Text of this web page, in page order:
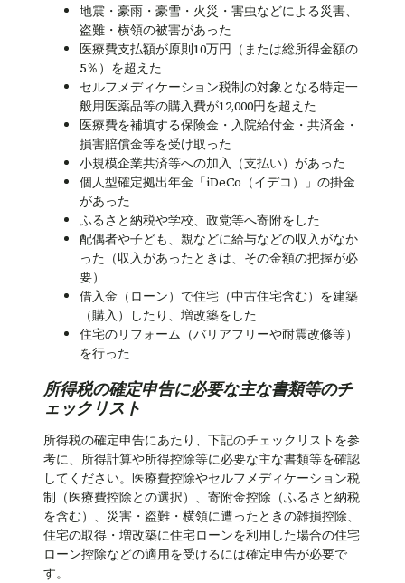
地震・豪雨・豪雪・火災・害虫などによる災害、
盗難・横領の被害があった
医療費支払額が原則10万円（または総所得金額の
5％）を超えた
セルフメディケーション税制の対象となる特定一
般用医薬品等の購入費が12,000円を超えた
医療費を補填する保険金・入院給付金・共済金・
損害賠償金等を受け取った
小規模企業共済等への加入（支払い）があった
個人型確定拠出年金「iDeCo（イデコ）」の掛金
があった
ふるさと納税や学校、政党等へ寄附をした
配偶者や子ども、親などに給与などの収入がなか
った（収入があったときは、その金額の把握が必
要）
借入金（ローン）で住宅（中古住宅含む）を建築
（購入）したり、増改築をした
住宅のリフォーム（バリアフリーや耐震改修等）
を行った
所得税の確定申告に必要な主な書類等のチ
ェックリスト
所得税の確定申告にあたり、下記のチェックリストを参
考に、所得計算や所得控除等に必要な主な書類等を確認
してください。医療費控除やセルフメディケーション税
制（医療費控除との選択）、寄附金控除（ふるさと納税
を含む）、災害・盗難・横領に遭ったときの雑損控除、
住宅の取得・増改築に住宅ローンを利用した場合の住宅
ローン控除などの適用を受けるには確定申告が必要で
す。